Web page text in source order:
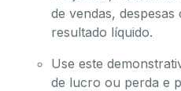
de vendas,
resultado líquido.
Use este
de lucro ou perda e